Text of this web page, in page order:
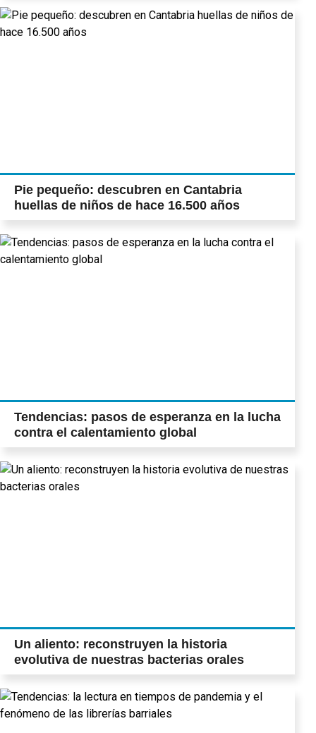
Pie pequeño: descubren en Cantabria
huellas de niños de hace 16.500 años
Tendencias: pasos de esperanza en la lucha
contra el calentamiento global
Un aliento: reconstruyen la historia
evolutiva de nuestras bacterias orales